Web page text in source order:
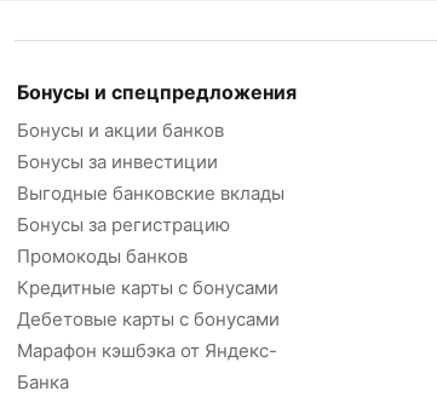
Бонусы и спецпредложения
Бонусы и акции банков
Бонусы за инвестиции
Выгодные банковские вклады
Бонусы за регистрацию
Промокоды банков
Кредитные карты с бонусами
Дебетовые карты с бонусами
Марафон кэшбэка от Яндекс-
Банка